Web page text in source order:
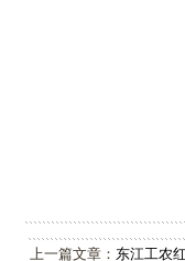
上一篇文章： 东江工农